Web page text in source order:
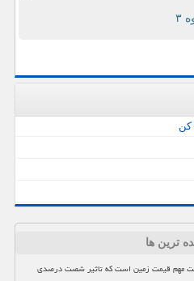
کن
ترین ها
مهم قیمت زمین است که تاثیر شصت درصدی